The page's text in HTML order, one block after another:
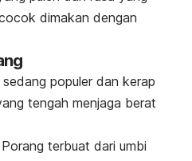
dimakan dengan
populer dan kerap
tengah menjaga berat
terbuat dari umbi